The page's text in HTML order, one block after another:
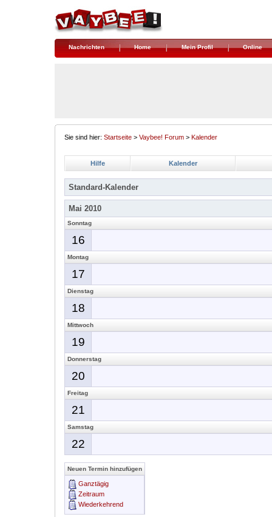
Nachrichten Home Mein Profil Online
Sie sind hier: Startseite > Vaybee! Forum > Kalender
Hilfe Kalender
Standard-Kalender
Mai 2010
Sonntag
16
Montag
17
Dienstag
18
Mittwoch
19
Donnerstag
20
Freitag
21
Samstag
22
Neuen Termin hinzufügen
Ganztägig
Zeitraum
Wiederkehrend